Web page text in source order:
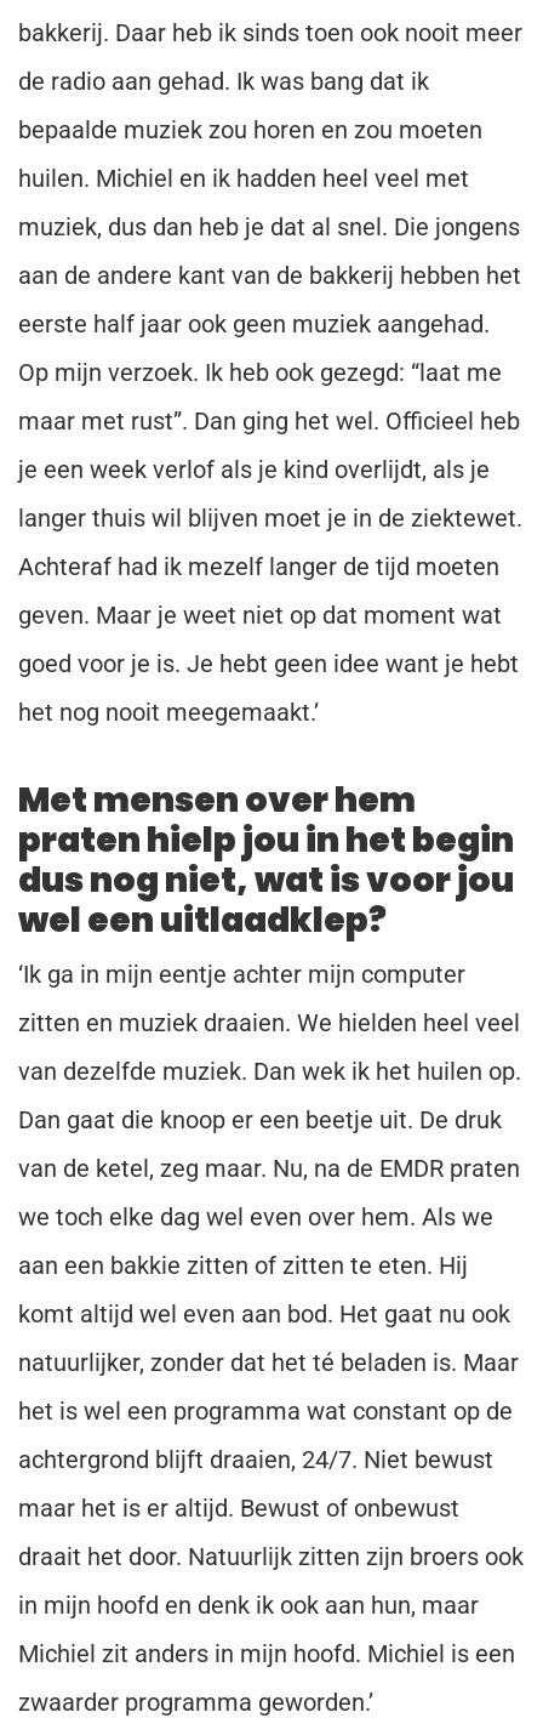
bakkerij. Daar heb ik sinds toen ook nooit meer
de radio aan gehad. Ik was bang dat ik
bepaalde muziek zou horen en zou moeten
huilen. Michiel en ik hadden heel veel met
muziek, dus dan heb je dat al snel. Die jongens
aan de andere kant van de bakkerij hebben het
eerste half jaar ook geen muziek aangehad.
Op mijn verzoek. Ik heb ook gezegd: “laat me
maar met rust”. Dan ging het wel. Officieel heb
je een week verlof als je kind overlijdt, als je
langer thuis wil blijven moet je in de ziektewet.
Achteraf had ik mezelf langer de tijd moeten
geven. Maar je weet niet op dat moment wat
goed voor je is. Je hebt geen idee want je hebt
het nog nooit meegemaakt.’
Met mensen over hem
praten hielp jou in het begin
dus nog niet, wat is voor jou
wel een uitlaadklep?
‘Ik ga in mijn eentje achter mijn computer
zitten en muziek draaien. We hielden heel veel
van dezelfde muziek. Dan wek ik het huilen op.
Dan gaat die knoop er een beetje uit. De druk
van de ketel, zeg maar. Nu, na de EMDR praten
we toch elke dag wel even over hem. Als we
aan een bakkie zitten of zitten te eten. Hij
komt altijd wel even aan bod. Het gaat nu ook
natuurlijker, zonder dat het té beladen is. Maar
het is wel een programma wat constant op de
achtergrond blijft draaien, 24/7. Niet bewust
maar het is er altijd. Bewust of onbewust
draait het door. Natuurlijk zitten zijn broers ook
in mijn hoofd en denk ik ook aan hun, maar
Michiel zit anders in mijn hoofd. Michiel is een
zwaarder programma geworden.’